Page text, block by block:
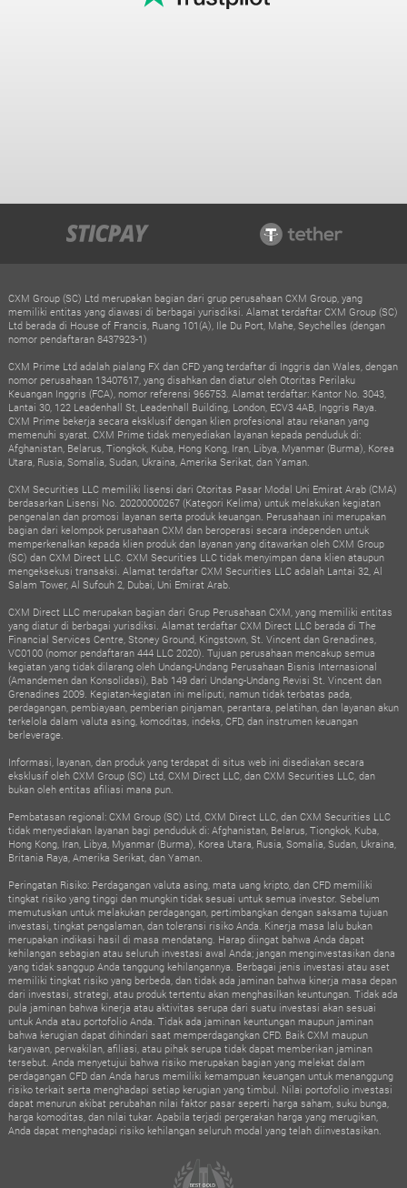
CXM Group (SC) Ltd merupakan bagian dari grup perusahaan CXM Group, yang
memiliki entitas yang diawasi di berbagai yurisdiksi. Alamat terdaftar CXM Group (SC)
Ltd berada di House of Francis, Ruang 101(A), Ile Du Port, Mahe, Seychelles (dengan
nomor pendaftaran 8437923-1)
CXM Prime Ltd adalah pialang FX dan CFD yang terdaftar di Inggris dan Wales, dengan
nomor perusahaan 13407617, yang disahkan dan diatur oleh Otoritas Perilaku
Keuangan Inggris (FCA), nomor referensi 966753. Alamat terdaftar: Kantor No. 3043,
Lantai 30, 122 Leadenhall St, Leadenhall Building, London, ECV3 4AB, Inggris Raya.
CXM Prime bekerja secara eksklusif dengan klien profesional atau rekanan yang
memenuhi syarat. CXM Prime tidak menyediakan layanan kepada penduduk di:
Afghanistan, Belarus, Tiongkok, Kuba, Hong Kong, Iran, Libya, Myanmar (Burma), Korea
Utara, Rusia, Somalia, Sudan, Ukraina, Amerika Serikat, dan Yaman.
CXM Securities LLC memiliki lisensi dari Otoritas Pasar Modal Uni Emirat Arab (CMA)
berdasarkan Lisensi No. 20200000267 (Kategori Kelima) untuk melakukan kegiatan
pengenalan dan promosi layanan serta produk keuangan. Perusahaan ini merupakan
bagian dari kelompok perusahaan CXM dan beroperasi secara independen untuk
memperkenalkan kepada klien produk dan layanan yang ditawarkan oleh CXM Group
(SC) dan CXM Direct LLC. CXM Securities LLC tidak menyimpan dana klien ataupun
mengeksekusi transaksi. Alamat terdaftar CXM Securities LLC adalah Lantai 32, Al
Salam Tower, Al Sufouh 2, Dubai, Uni Emirat Arab.
CXM Direct LLC merupakan bagian dari Grup Perusahaan CXM, yang memiliki entitas
yang diatur di berbagai yurisdiksi. Alamat terdaftar CXM Direct LLC berada di The
Financial Services Centre, Stoney Ground, Kingstown, St. Vincent dan Grenadines,
VC0100 (nomor pendaftaran 444 LLC 2020). Tujuan perusahaan mencakup semua
kegiatan yang tidak dilarang oleh Undang-Undang Perusahaan Bisnis Internasional
(Amandemen dan Konsolidasi), Bab 149 dari Undang-Undang Revisi St. Vincent dan
Grenadines 2009. Kegiatan-kegiatan ini meliputi, namun tidak terbatas pada,
perdagangan, pembiayaan, pemberian pinjaman, perantara, pelatihan, dan layanan akun
terkelola dalam valuta asing, komoditas, indeks, CFD, dan instrumen keuangan
berleverage.
Informasi, layanan, dan produk yang terdapat di situs web ini disediakan secara
eksklusif oleh CXM Group (SC) Ltd, CXM Direct LLC, dan CXM Securities LLC, dan
bukan oleh entitas afiliasi mana pun.
Pembatasan regional: CXM Group (SC) Ltd, CXM Direct LLC, dan CXM Securities LLC
tidak menyediakan layanan bagi penduduk di: Afghanistan, Belarus, Tiongkok, Kuba,
Hong Kong, Iran, Libya, Myanmar (Burma), Korea Utara, Rusia, Somalia, Sudan, Ukraina,
Britania Raya, Amerika Serikat, dan Yaman.
Peringatan Risiko: Perdagangan valuta asing, mata uang kripto, dan CFD memiliki
tingkat risiko yang tinggi dan mungkin tidak sesuai untuk semua investor. Sebelum
memutuskan untuk melakukan perdagangan, pertimbangkan dengan saksama tujuan
investasi, tingkat pengalaman, dan toleransi risiko Anda. Kinerja masa lalu bukan
merupakan indikasi hasil di masa mendatang. Harap diingat bahwa Anda dapat
kehilangan sebagian atau seluruh investasi awal Anda; jangan menginvestasikan dana
yang tidak sanggup Anda tanggung kehilangannya. Berbagai jenis investasi atau aset
memiliki tingkat risiko yang berbeda, dan tidak ada jaminan bahwa kinerja masa depan
dari investasi, strategi, atau produk tertentu akan menghasilkan keuntungan. Tidak ada
pula jaminan bahwa kinerja atau aktivitas serupa dari suatu investasi akan sesuai
untuk Anda atau portofolio Anda. Tidak ada jaminan keuntungan maupun jaminan
bahwa kerugian dapat dihindari saat memperdagangkan CFD. Baik CXM maupun
karyawan, perwakilan, afiliasi, atau pihak serupa tidak dapat memberikan jaminan
tersebut. Anda menyetujui bahwa risiko merupakan bagian yang melekat dalam
perdagangan CFD dan Anda harus memiliki kemampuan keuangan untuk menanggung
risiko terkait serta menghadapi setiap kerugian yang timbul. Nilai portofolio investasi
dapat menurun akibat perubahan nilai faktor pasar seperti harga saham, suku bunga,
harga komoditas, dan nilai tukar. Apabila terjadi pergerakan harga yang merugikan,
Anda dapat menghadapi risiko kehilangan seluruh modal yang telah diinvestasikan.